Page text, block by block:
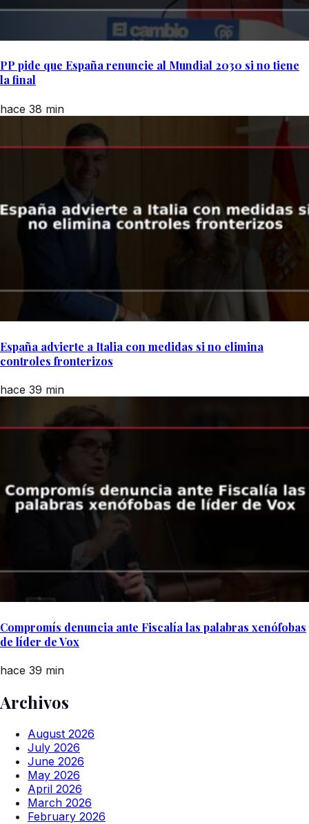
PP pide que España renuncie al Mundial 2030 si no tiene
la final
hace 38 min
España advierte a Italia con medidas si no elimina
controles fronterizos
hace 39 min
Compromís denuncia ante Fiscalía las palabras xenófobas
de líder de Vox
hace 39 min
Archivos
August 2026
July 2026
June 2026
May 2026
April 2026
March 2026
February 2026